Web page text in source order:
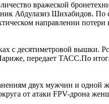
вражеской
Абдулазиз Шихабидов. По
направлении потери
с десятиметровой вышки.
передает ТАСС.По
двух мужчин и одной
от атаки FPV-дрона